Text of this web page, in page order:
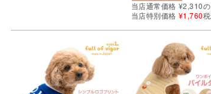
当店通常価格 ¥2,310
当店特別価格 ¥1,760